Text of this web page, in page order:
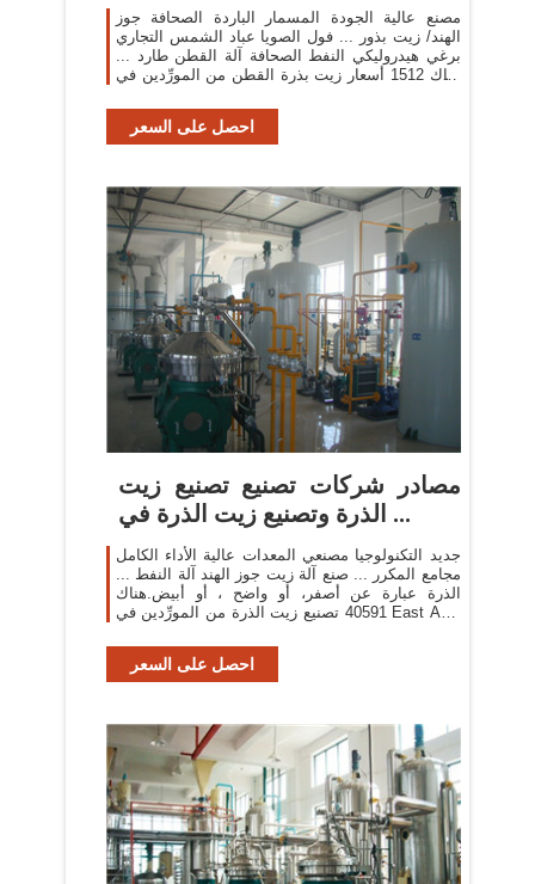
مصنع عالية الجودة المسمار الباردة الصحافة جوز
الهند/ زيت بذور ... فول الصويا عباد الشمس التجاري
برغي هيدروليكي النفط الصحافة آلة القطن طارد ...
هناك 1512 أسعار زيت بذرة القطن من المورِّدين في
احصل على السعر
مصادر شركات تصنيع تصنيع زيت
الذرة وتصنيع زيت الذرة في ...
جديد التكنولوجيا مصنعي المعدات عالية الأداء الكامل
مجامع المكرر ... صنع آلة زيت جوز الهند آلة النفط ...
الذرة عبارة عن أصفر، أو واضح ، أو أبيض.هناك
40591 تصنيع زيت الذرة من المورِّدين في East Asia
احصل على السعر